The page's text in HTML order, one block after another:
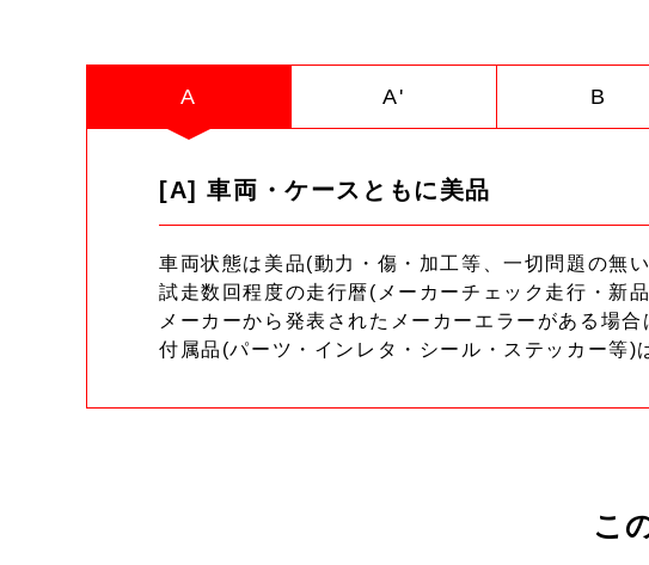
A A' B
[A] 車両・ケースともに美品
車両状態は美品(動力・傷・加工等、一切問題の無
試走数回程度の走行暦(メーカーチェック走行・新
メーカーから発表されたメーカーエラーがある場
付属品(パーツ・インレタ・シール・ステッカー等)
こ